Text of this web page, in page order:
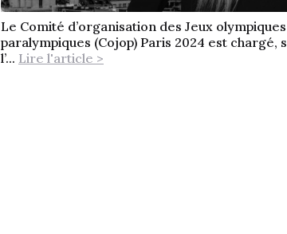
Le Comité d’organisation des Jeux
paralympiques (Cojop) Paris 2024 est chargé,
l’... Lire l'article >